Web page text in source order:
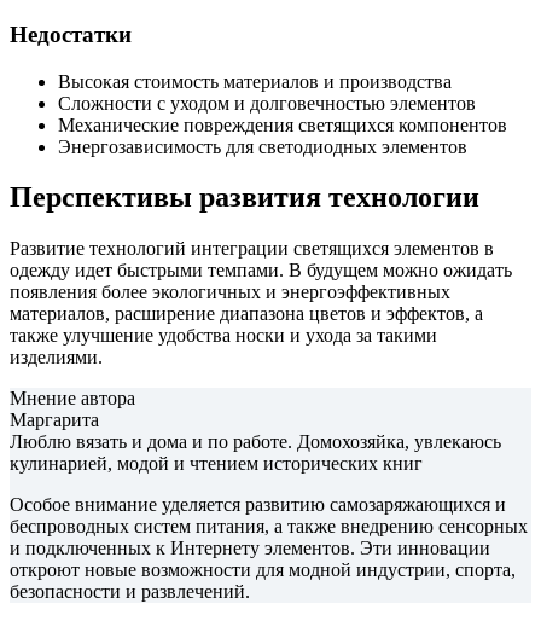
Недостатки
Высокая стоимость материалов и производства
Сложности с уходом и долговечностью элементов
Механические повреждения светящихся компонентов
Энергозависимость для светодиодных элементов
Перспективы развития технологии
Развитие технологий интеграции светящихся элементов в
одежду идет быстрыми темпами. В будущем можно ожидать
появления более экологичных и энергоэффективных
материалов, расширение диапазона цветов и эффектов, а
также улучшение удобства носки и ухода за такими
изделиями.
Мнение автора
Маргарита
Люблю вязать и дома и по работе. Домохозяйка, увлекаюсь
кулинарией, модой и чтением исторических книг
Особое внимание уделяется развитию самозаряжающихся и
беспроводных систем питания, а также внедрению сенсорных
и подключенных к Интернету элементов. Эти инновации
откроют новые возможности для модной индустрии, спорта,
безопасности и развлечений.